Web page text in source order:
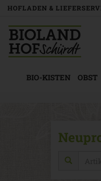
HOFLADEN &
BIO-KISTEN OBST